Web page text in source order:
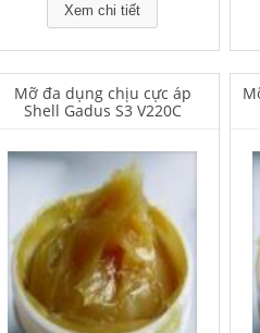
Xem chi tiết
Mỡ đa dụng chịu cực áp
Shell Gadus S3 V220C